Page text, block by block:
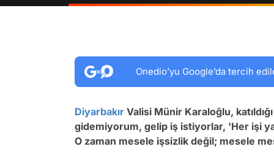
Onedio’yu Google’da tercih
Diyarbakır Valisi Münir Karaloğlu,
gidemiyorum, gelip iş istiyorlar, 'Her işi
O zaman mesele işsizlik değil; mesele